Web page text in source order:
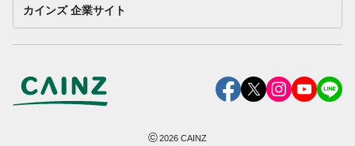
カインズ 企業サイト
©2026 CAINZ